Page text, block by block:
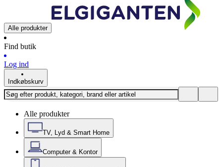
Alle produkter
Find butik
Log ind
Indkøbskurv
Alle produkter
TV, Lyd & Smart Home
Computer & Kontor